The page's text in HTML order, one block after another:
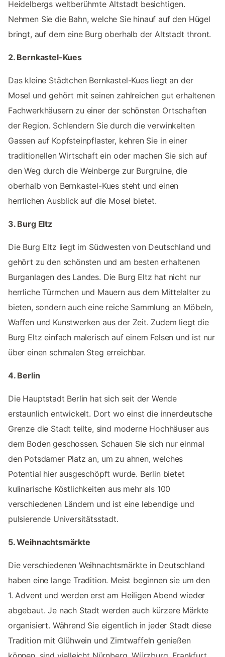
Heidelbergs weltberühmte Altstadt besichtigen.
Nehmen Sie die Bahn, welche Sie hinauf auf den Hügel
bringt, auf dem eine Burg oberhalb der Altstadt thront.
2. Bernkastel-Kues
Das kleine Städtchen Bernkastel-Kues liegt an der
Mosel und gehört mit seinen zahlreichen gut erhaltenen
Fachwerkhäusern zu einer der schönsten Ortschaften
der Region. Schlendern Sie durch die verwinkelten
Gassen auf Kopfsteinpflaster, kehren Sie in einer
traditionellen Wirtschaft ein oder machen Sie sich auf
den Weg durch die Weinberge zur Burgruine, die
oberhalb von Bernkastel-Kues steht und einen
herrlichen Ausblick auf die Mosel bietet.
3. Burg Eltz
Die Burg Eltz liegt im Südwesten von Deutschland und
gehört zu den schönsten und am besten erhaltenen
Burganlagen des Landes. Die Burg Eltz hat nicht nur
herrliche Türmchen und Mauern aus dem Mittelalter zu
bieten, sondern auch eine reiche Sammlung an Möbeln,
Waffen und Kunstwerken aus der Zeit. Zudem liegt die
Burg Eltz einfach malerisch auf einem Felsen und ist nur
über einen schmalen Steg erreichbar.
4. Berlin
Die Hauptstadt Berlin hat sich seit der Wende
erstaunlich entwickelt. Dort wo einst die innerdeutsche
Grenze die Stadt teilte, sind moderne Hochhäuser aus
dem Boden geschossen. Schauen Sie sich nur einmal
den Potsdamer Platz an, um zu ahnen, welches
Potential hier ausgeschöpft wurde. Berlin bietet
kulinarische Köstlichkeiten aus mehr als 100
verschiedenen Ländern und ist eine lebendige und
pulsierende Universitätsstadt.
5. Weihnachtsmärkte
Die verschiedenen Weihnachtsmärkte in Deutschland
haben eine lange Tradition. Meist beginnen sie um den
1. Advent und werden erst am Heiligen Abend wieder
abgebaut. Je nach Stadt werden auch kürzere Märkte
organisiert. Während Sie eigentlich in jeder Stadt diese
Tradition mit Glühwein und Zimtwaffeln genießen